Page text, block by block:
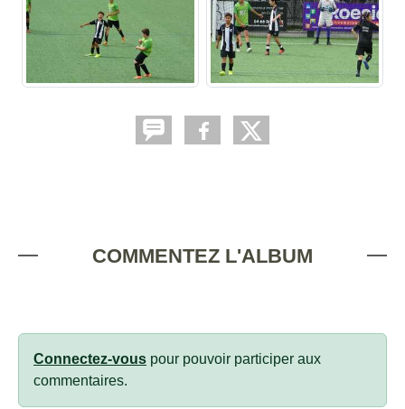
COMMENTEZ L'ALBUM
Connectez-vous pour pouvoir participer aux
commentaires.